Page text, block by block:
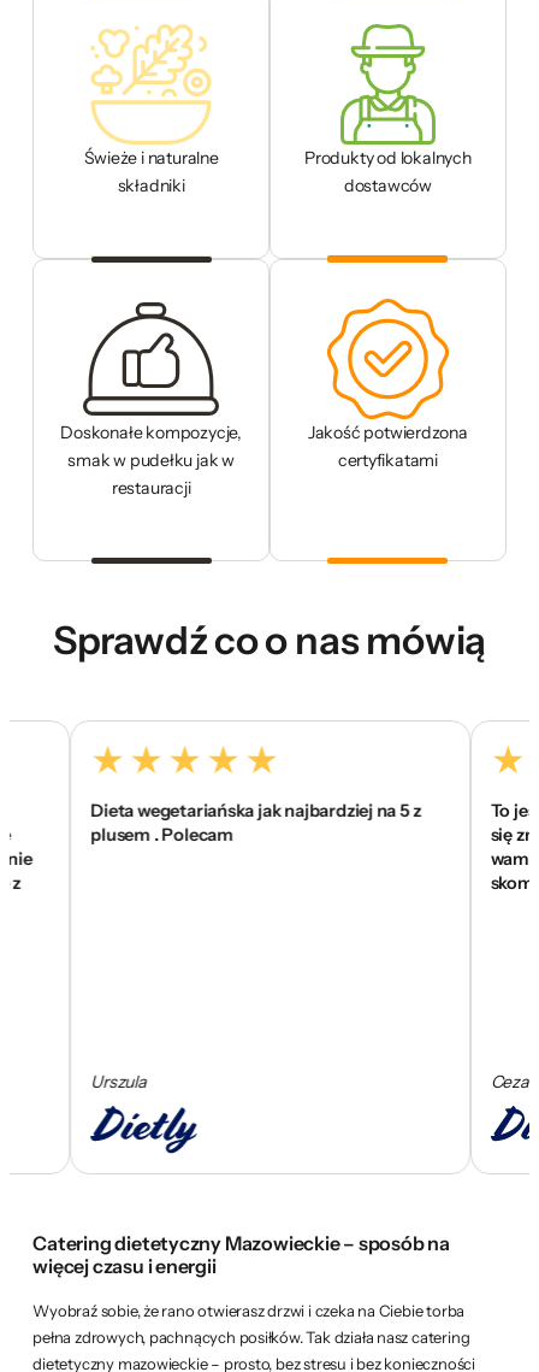
Świeże i naturalne
składniki
Produkty od lokalnych
dostawców
Doskonałe kompozycje,
smak w pudełku jak w
restauracji
Jakość potwierdzona
certyfikatami
Sprawdź co o nas mówią
Dieta wegetariańska jak najbardziej na 5 z
plusem . Polecam
Urszula
To jest to !
się
wam za
Catering dietetyczny Mazowieckie – sposób na
więcej czasu i energii
Wyobraź sobie, że rano otwierasz drzwi i czeka na Ciebie torba
pełna zdrowych, pachnących posiłków. Tak działa nasz catering
dietetyczny mazowieckie – prosto, bez stresu i bez konieczności